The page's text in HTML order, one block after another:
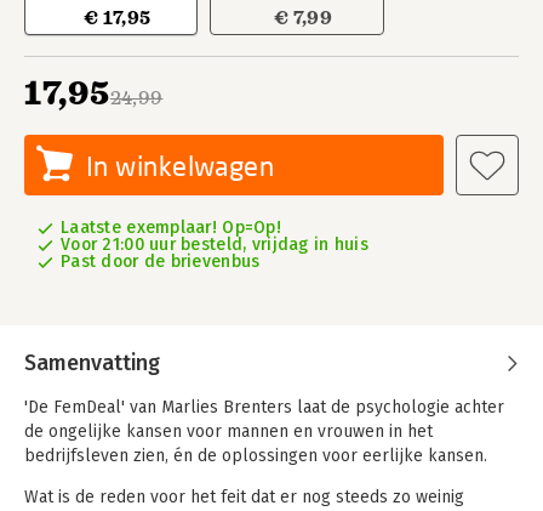
€ 17,95 € 7,99
24,99
17,95
In winkelwagen
Laatste exemplaar! Op=Op!
Voor 21:00 uur besteld, vrijdag in huis
Past door de brievenbus
Samenvatting
'De FemDeal' van Marlies Brenters laat de psychologie achter
de ongelijke kansen voor mannen en vrouwen in het
bedrijfsleven zien, én de oplossingen voor eerlijke kansen.
Wat is de reden voor het feit dat er nog steeds zo weinig